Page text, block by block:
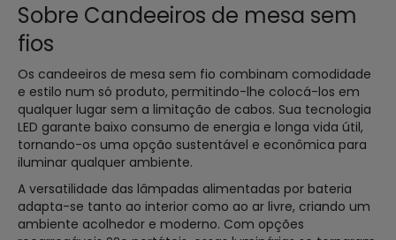
Sobre Candeeiros de mesa sem
fios
Os candeeiros de mesa sem fio combinam comodidade
e estilo num só produto, permitindo-lhe colocá-los em
qualquer lugar sem a limitação de cabos. Sua tecnologia
LED garante baixo consumo de energia e longa vida útil,
tornando-os uma opção sustentável e econômica para
iluminar qualquer ambiente.
A versatilidade das lâmpadas alimentadas por bateria
adapta-se tanto ao interior como ao ar livre, criando um
ambiente acolhedor e moderno. Com opções